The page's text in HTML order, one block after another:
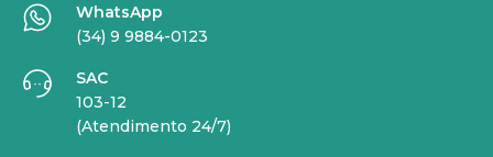
EMPRESAS
INTERNET
Internet Fibra
WhatsApp
(34) 9 9884-0123
SAC
103-12
(Atendimento 24/7)